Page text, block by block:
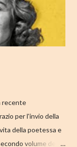
recente
per l'invio della
della poetessa e
volume della